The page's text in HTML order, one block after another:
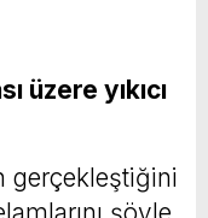
üzere yıkıcı
gerçekleştiğini